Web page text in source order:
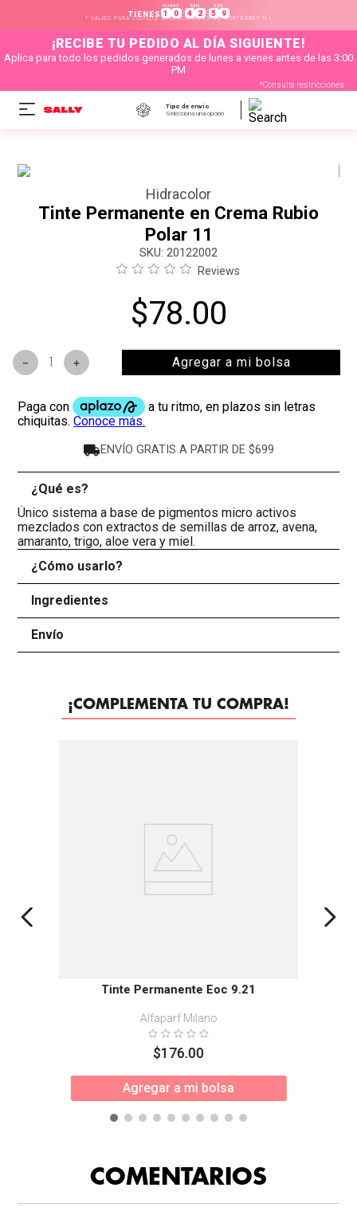
TIENES
HORAS
1 0 :
MIN
4 2 :
SEG
5 9
* VÁLIDO PARA CÓDIGOS SELECCIONADOS DE MONTERREY N.L
¡RECIBE TU PEDIDO AL DÍA SIGUIENTE!
Aplica para todo los pedidos generados de lunes a vienes antes de las 3:00
PM
*Consulta restricciones
Tipo de envío
Selecciona una opción
Hidracolor
Tinte Permanente en Crema Rubio
Polar 11
: 20122002
Reviews
$78.00
＋
－ Agregar a mi bolsa
ENVÍO GRATIS A PARTIR DE $699
¿Qué es?
Único sistema a base de pigmentos micro activos
mezclados con extractos de semillas de arroz, avena,
amaranto, trigo, aloe vera y miel.
¿Cómo usarlo?
Ingredientes
Envío
¡COMPLEMENTA TU COMPRA!
Tinte Permanente Eoc 9.21
Alfaparf Milano
$176.00
Agregar a mi bolsa
COMENTARIOS